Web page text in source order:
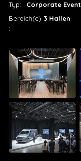
Typ:
Corporate Event
Bereich(e)
:
3 Hallen